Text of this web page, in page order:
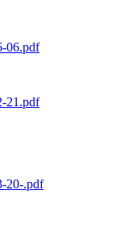
06.pdf
21.pdf
20-.pdf